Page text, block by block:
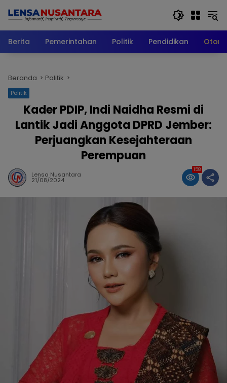
Berita
Pemerintahan Politik Pendidikan
Beranda Politik
Politik
Kader PDIP, Indi Naidha Resmi di
Lantik Jadi Anggota DPRD Jember:
Perjuangkan Kesejahteraan
Perempuan
Lensa Nusantara
21/08/2024
158